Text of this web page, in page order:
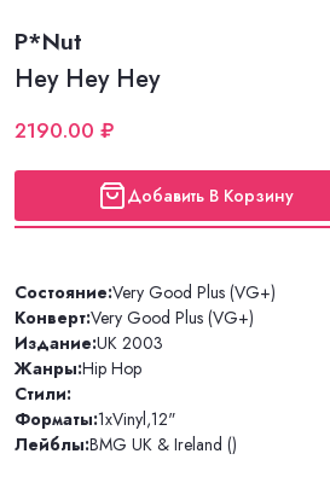
P*Nut
Hey Hey Hey
2190.00 ₽
Добавить В Корзину
Состояние:Very Good Plus (VG+)
Конверт:Very Good Plus (VG+)
Издание:UK 2003
Жанры:Hip Hop
Стили:
Форматы:1xVinyl,12"
Лейблы:BMG UK & Ireland ()